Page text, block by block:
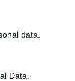
data.
Data.
των